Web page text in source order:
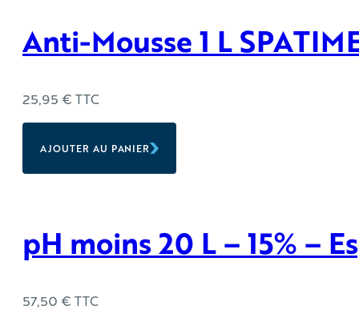
Anti-Mousse 1 L
25,95 € TTC
AJOUTER AU PANIER
pH moins 20 L – 15% –
57,50 € TTC